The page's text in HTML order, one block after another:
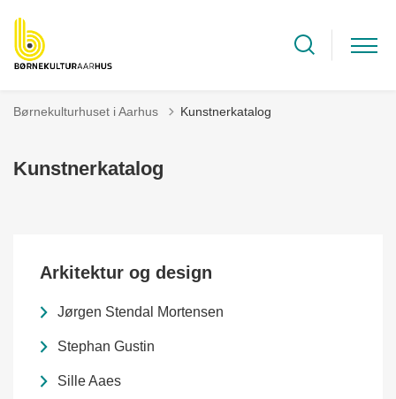
Børnekulturhuset i Aarhus Kunstnerkatalog
Kunstnerkatalog
Arkitektur og design
Jørgen Stendal Mortensen
Stephan Gustin
Sille Aaes